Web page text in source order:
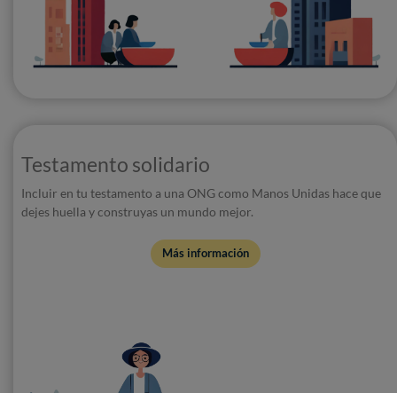
Testamento solidario
Incluir en tu testamento a una ONG como Manos Unidas hace que
dejes huella y construyas un mundo mejor.
Más información